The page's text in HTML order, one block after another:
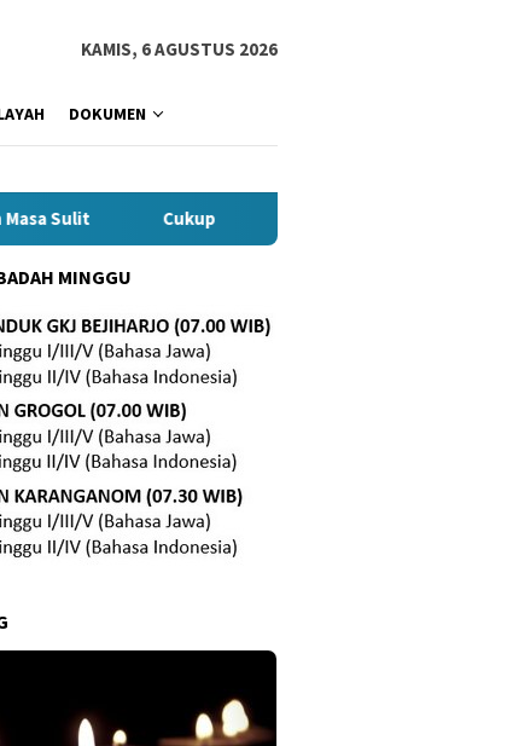
KAMIS, 6 AGUSTUS 2026
DOKUMEN
Sulit Cukup
MINGGU